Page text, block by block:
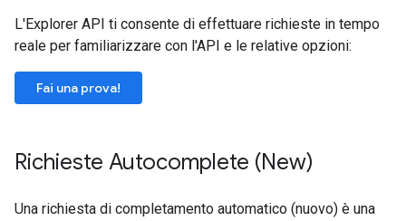
L'Explorer API ti consente di effettuare richieste in tempo
reale per familiarizzare con l'API e le relative opzioni:
Fai una prova!
Richieste Autocomplete (New)
Una richiesta di completamento automatico (nuovo) è una